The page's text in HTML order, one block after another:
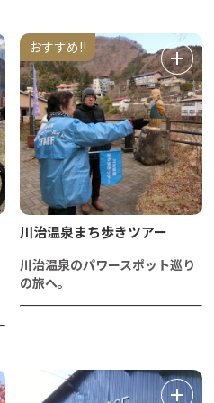
おすすめ!!
川治温泉まち歩きツアー
川治温泉のパワースポット巡り
の旅へ。